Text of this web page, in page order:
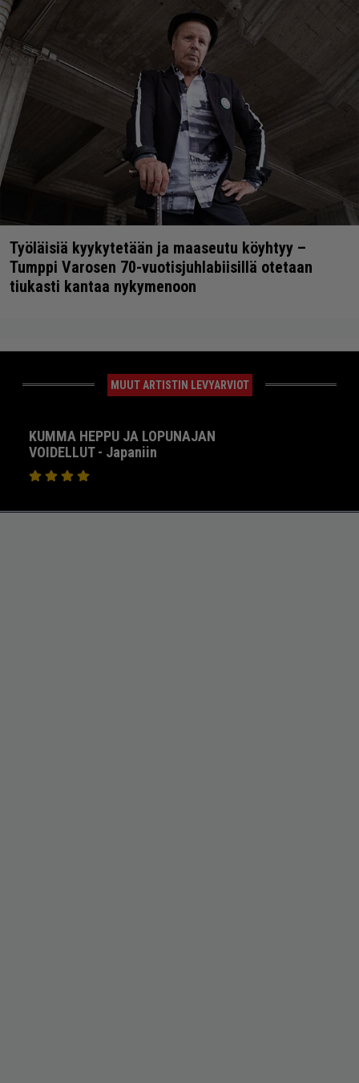
Työläisiä kyykytetään ja maaseutu köyhtyy –
Tumppi Varosen 70-vuotisjuhlabiisillä otetaan
tiukasti kantaa nykymenoon
MUUT ARTISTIN LEVYARVIOT
KUMMA HEPPU JA LOPUNAJAN
VOIDELLUT - Japaniin